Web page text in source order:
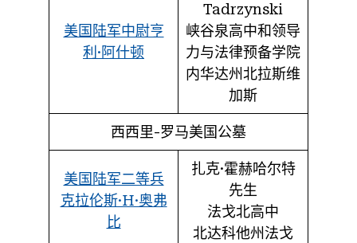
美国陆军中尉亨
利·阿什顿
Tadrzynski
峡谷泉高中和领导
力与法律预备学院
内华达州北拉斯维
加斯
西西里-罗马美国公墓
美国陆军二等兵
克拉伦斯·H·奥弗
比
扎克·霍赫哈尔特
先生
法戈北高中
北达科他州法戈